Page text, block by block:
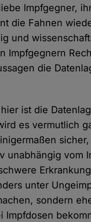
Impfgegner,
die Fahnen
und
Impfgegnern
die
ist die
es vermutlich
sicher,
unabhängig vom
unter
sondern